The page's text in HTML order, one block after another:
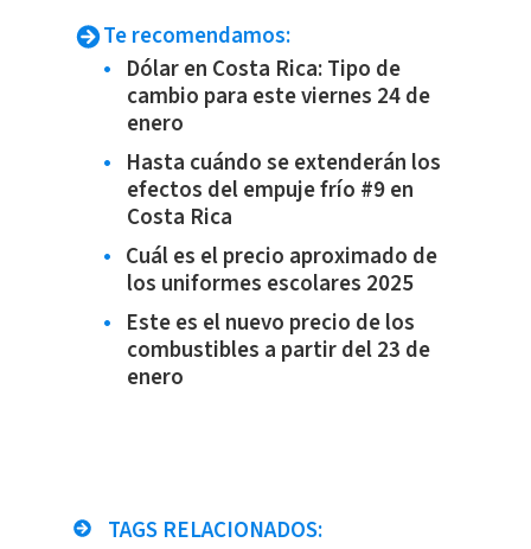
Te recomendamos:
Dólar en Costa Rica: Tipo de
cambio para este viernes 24 de
enero
Hasta cuándo se extenderán los
efectos del empuje frío #9 en
Costa Rica
Cuál es el precio aproximado de
los uniformes escolares 2025
Este es el nuevo precio de los
combustibles a partir del 23 de
enero
TAGS RELACIONADOS: